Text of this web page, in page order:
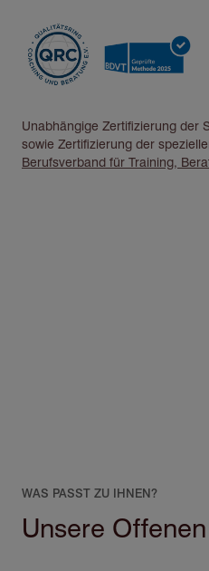
Unabhängige Zertifizierung der
sowie Zertifizierung der
Berufsverband für Training,
WAS PASST ZU IHNEN?
Unsere